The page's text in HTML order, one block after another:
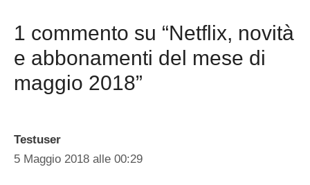
1 commento su “Netflix, novità
e abbonamenti del mese di
maggio 2018”
Testuser
5 Maggio 2018 alle 00:29